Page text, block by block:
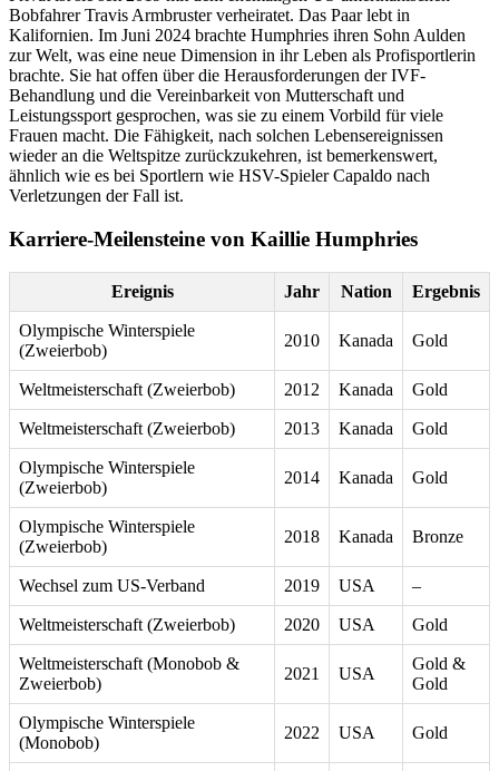
Bobfahrer Travis Armbruster verheiratet. Das Paar lebt in
Kalifornien. Im Juni 2024 brachte Humphries ihren Sohn Aulden
zur Welt, was eine neue Dimension in ihr Leben als Profisportlerin
brachte. Sie hat offen über die Herausforderungen der IVF-
Behandlung und die Vereinbarkeit von Mutterschaft und
Leistungssport gesprochen, was sie zu einem Vorbild für viele
Frauen macht. Die Fähigkeit, nach solchen Lebensereignissen
wieder an die Weltspitze zurückzukehren, ist bemerkenswert,
ähnlich wie es bei Sportlern wie HSV-Spieler Capaldo nach
Verletzungen der Fall ist.
Karriere-Meilensteine von Kaillie Humphries
Ereignis Jahr Nation Ergebnis
Olympische Winterspiele
(Zweierbob)
2010 Kanada Gold
Weltmeisterschaft (Zweierbob) 2012 Kanada Gold
Weltmeisterschaft (Zweierbob) 2013 Kanada Gold
Olympische Winterspiele
(Zweierbob)
2014 Kanada Gold
Olympische Winterspiele
(Zweierbob)
2018 Kanada Bronze
Wechsel zum US-Verband 2019 USA –
Weltmeisterschaft (Zweierbob) 2020 USA Gold
Weltmeisterschaft (Monobob &
Zweierbob)
2021 USA
Gold &
Gold
Olympische Winterspiele
(Monobob)
2022 USA Gold